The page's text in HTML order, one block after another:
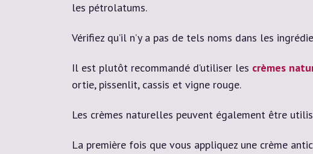
les pétrolatums.
Vérifiez qu’il n’y a pas de tels noms dans les
Il est plutôt recommandé d’utiliser les crèmes
ortie, pissenlit, cassis et vigne rouge.
Les crèmes naturelles peuvent également être
La première fois que vous appliquez une crème